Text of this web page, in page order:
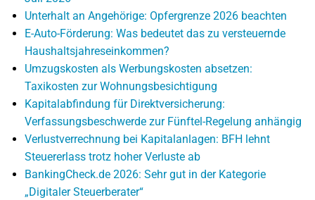
Unterhalt an Angehörige: Opfergrenze 2026 beachten
E-Auto-Förderung: Was bedeutet das zu versteuernde
Haushaltsjahreseinkommen?
Umzugskosten als Werbungskosten absetzen:
Taxikosten zur Wohnungsbesichtigung
Kapitalabfindung für Direktversicherung:
Verfassungsbeschwerde zur Fünftel-Regelung anhängig
Verlustverrechnung bei Kapitalanlagen: BFH lehnt
Steuererlass trotz hoher Verluste ab
BankingCheck.de 2026: Sehr gut in der Kategorie
„Digitaler Steuerberater“